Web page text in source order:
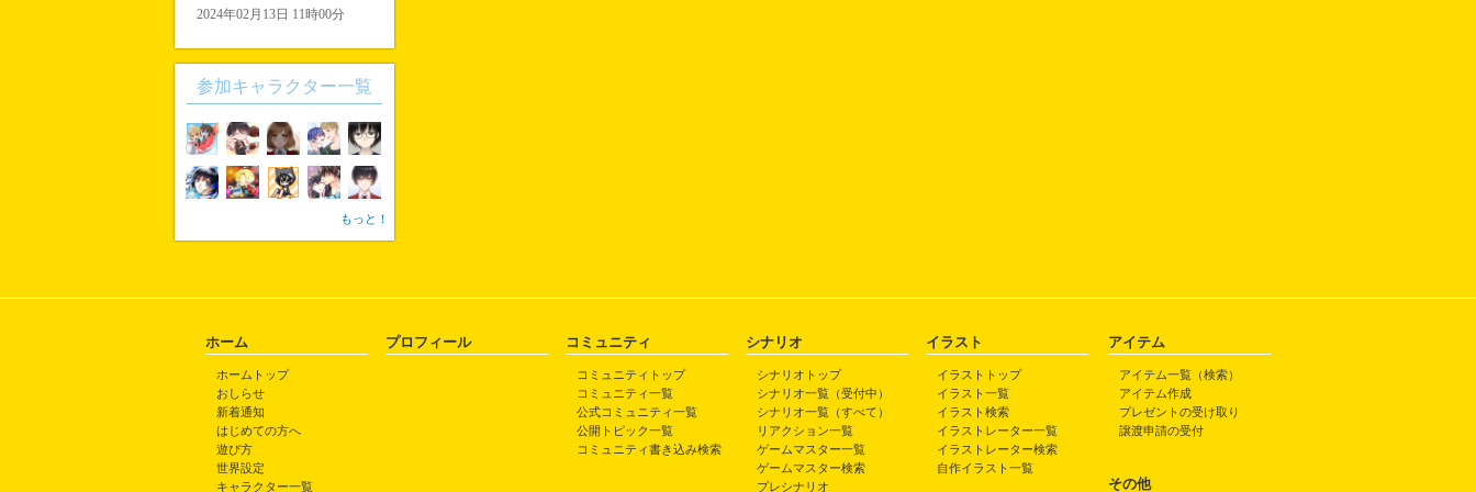
2024年02月13日 11時00分
参加キャラクター一覧
もっと！
ホーム
ホームトップ
おしらせ
新着通知
はじめての方へ
遊び方
世界設定
キャラクター一覧
プロフィール コミュニティ
コミュニティトップ
コミュニティ一覧
公式コミュニティ一覧
公開トピック一覧
コミュニティ書き込み検索
シナリオ
シナリオトップ
シナリオ一覧（受付中）
シナリオ一覧（すべて）
リアクション一覧
ゲームマスター一覧
ゲームマスター検索
プレシナリオ
イラスト
イラストトップ
イラスト一覧
イラスト検索
イラストレーター一覧
イラストレーター検索
自作イラスト一覧
アイテム
アイテム一覧（検索）
アイテム作成
プレゼントの受け取り
譲渡申請の受付
その他